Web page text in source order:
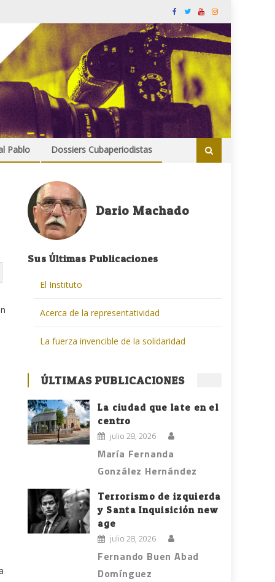
Pablo Dossiers Cubaperiodistas
Dario Machado
Sus Últimas Publicaciones
El Instituto
Acerca de la representatividad
La fuerza invencible de la solidaridad
ÚLTIMAS PUBLICACIONES
La ciudad que late en el
centro
julio 28, 2026
María Fernanda
González Hernández
Terrorismo de izquierda
y Santa Inquisición new
age
julio 28, 2026
Fernando Buen Abad
Domínguez